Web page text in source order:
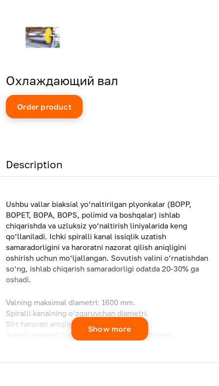
Охлаждающий вал
Order product
Description
Ushbu vallar biaksial yo‘naltirilgan plyonkalar (BOPP,
BOPET, BOPA, BOPS, polimid va boshqalar) ishlab
chiqarishda va uzluksiz yo‘naltirish liniyalarida keng
qo‘llaniladi. Ichki spiralli kanal issiqlik uzatish
samaradorligini va haroratni nazorat qilish aniqligini
oshirish uchun mo‘ljallangan. Sovutish valini o‘rnatishdan
so‘ng, ishlab chiqarish samaradorligi odatda 20-30% ga
oshadi.
Valning maksimal diametri: 1600 mm.
Spiralli kanalning o‘zgaruvchan diametri.
Sirt harorati aniqligi: ± 0,5℃.
Yuqori samarali issiqlik almashish texnologiyasi.
Show more